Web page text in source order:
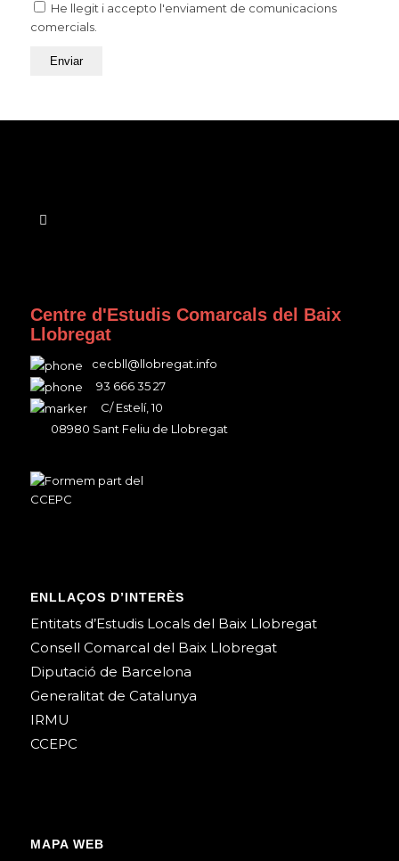
He llegit i accepto l'enviament de comunicacions
comercials.
Centre d'Estudis Comarcals del Baix
Llobregat
cecbll@llobregat.info
93 666 35 27
C/ Estelí, 10
08980 Sant Feliu de Llobregat
ENLLAÇOS D’INTERÈS
Entitats d’Estudis Locals del Baix Llobregat
Consell Comarcal del Baix Llobregat
Diputació de Barcelona
Generalitat de Catalunya
IRMU
CCEPC
MAPA WEB